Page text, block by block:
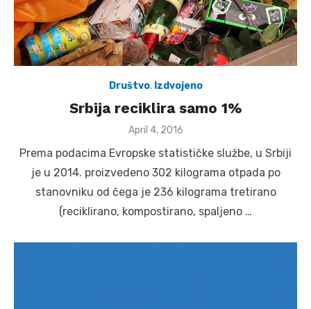
Društvo, Izdvojeno
Srbija reciklira samo 1%
Posted
April 4, 2016
Prema podacima Evropske statističke službe, u Srbiji
je u 2014. proizvedeno 302 kilograma otpada po
stanovniku od čega je 236 kilograma tretirano
(reciklirano, kompostirano, spaljeno …